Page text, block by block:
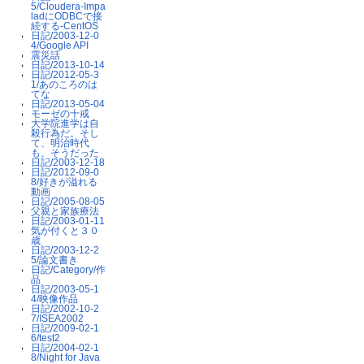
5/Cloudera-Impa
ladにODBCで接
続する-CentOS
日記/2003-12-0
4/Google API
震災話
日記/2013-10-14
日記/2012-05-3
1/あのころのは
てな
日記/2013-05-04
モーゼの十戒
大学院進学は自
殺行為だ。そし
て、明治時代
も、そうだった
日記/2003-12-18
日記/2012-09-0
8/好きが溢れる
動画
日記/2005-08-05
父親と家族療法
日記/2003-01-11
気が付くと３０
歳
日記/2003-12-2
5/論文書き
日記/Category/作
品
日記/2003-05-1
4/映像作品
日記/2002-10-2
7/ISEA2002
日記/2009-02-1
6/test2
日記/2004-02-1
8/Night for Java